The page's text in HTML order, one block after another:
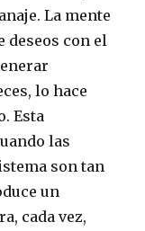
La mente
deseos con el
lo hace
Esta
las
son tan
un
cada vez,